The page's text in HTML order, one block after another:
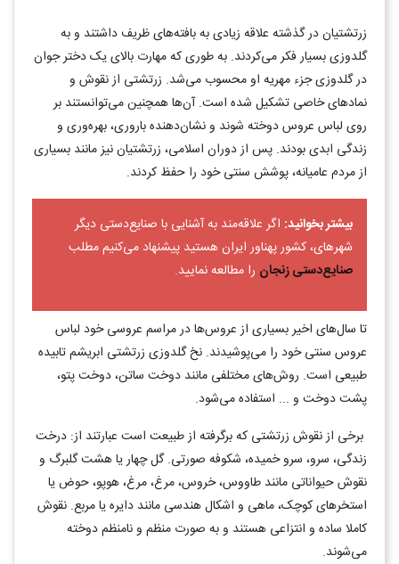
زرتشتیان در گذشته علاقه زیادی به بافته‌های ظریف داشتند و به
گلدوزی بسیار فکر می‌کردند. به طوری که مهارت بالای یک دختر جوان
در گلدوزی جزء مهریه او محسوب می‌شد. زرتشتی از نقوش و
نمادهای خاصی تشکیل شده است. ‌‌آن‌ها همچنین می‌توانستند بر
روی لباس عروس دوخته شوند و نشان‌دهنده باروری، بهره‌وری و
زندگی ابدی بودند. پس از دوران اسلامی، زرتشتیان نیز مانند بسیاری
از مردم عامیانه، پوشش سنتی خود را حفظ کردند.
بیشتر بخوانید: اگر علاقه‌مند به آشنایی با صنایع‌دستی دیگر
شهرهای، کشور پهناور ایران هستید پیشنهاد می‌کنیم مطلب
صنایع‌دستی زنجان را مطالعه نمایید.
تا سال‌های اخیر بسیاری از عروس‌ها در مراسم عروسی خود لباس
عروس سنتی خود را می‌پوشیدند. نخ گلدوزی زرتشتی ابریشم تابیده
طبیعی است. روش‌های مختلفی مانند دوخت ساتن، دوخت پتو،
پشت دوخت و ... استفاده می‌شود.
برخی از نقوش زرتشتی که برگرفته از طبیعت است عبارتند از: درخت
زندگی، سرو، سرو خمیده، شکوفه صورتی. گل چهار یا هشت گلبرگ و
نقوش حیواناتی مانند طاووس، خروس، مرغ، مرغ، هوپو، حوض یا
استخرهای کوچک، ماهی و اشکال هندسی مانند دایره یا مربع. نقوش
کاملا ساده و انتزاعی هستند و به صورت منظم و نامنظم دوخته
می‌شوند.